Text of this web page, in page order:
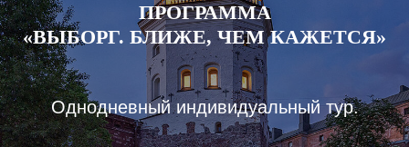
ПРОГРАММА
«ВЫБОРГ. БЛИЖЕ, ЧЕМ КАЖЕТСЯ»
Однодневный индивидуальный тур.